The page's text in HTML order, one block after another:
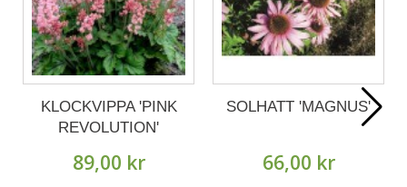
KLOCKVIPPA 'PINK
REVOLUTION'
89,00 kr
SOLHATT 'MAGNUS'
66,00 kr